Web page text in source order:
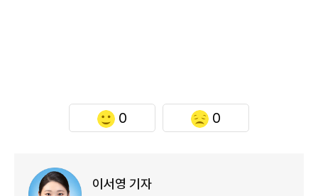
0 0
이서영 기자